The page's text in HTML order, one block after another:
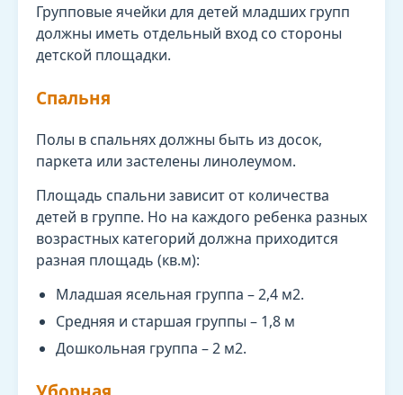
Групповые ячейки для детей младших групп
должны иметь отдельный вход со стороны
детской площадки.
Спальня
Полы в спальнях должны быть из досок,
паркета или застелены линолеумом.
Площадь спальни зависит от количества
детей в группе. Но на каждого ребенка разных
возрастных категорий должна приходится
разная площадь (кв.м):
Младшая ясельная группа – 2,4 м2.
Средняя и старшая группы – 1,8 м
Дошкольная группа – 2 м2.